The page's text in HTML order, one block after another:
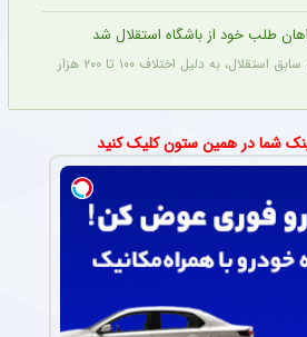
طلب خود از باشگاه استقلال شد
۲۰۰ هزار یورویی در مطالبات خود، قصد شکایت از باشگاه را دارد.
شما در همین ستون کلیک کنید